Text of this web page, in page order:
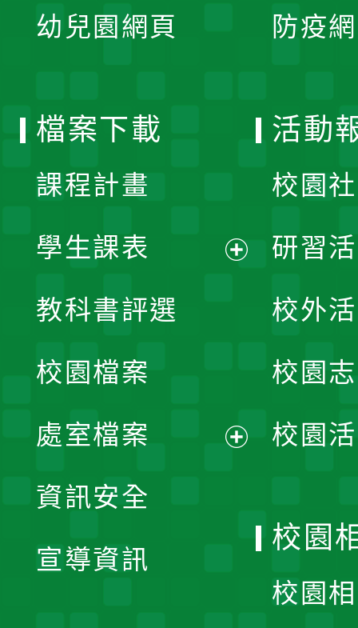
幼兒園網頁 防疫
檔案下載
課程計畫
學生課表
單
教科書評選
校園檔案
處室檔案
資訊安全
宣導資訊
活動
校園
研習
校外
校園
校園
校園
校園